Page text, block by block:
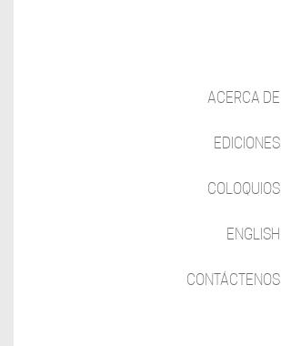
ACERCA DE
EDICIONES
COLOQUIOS
ENGLISH
CONTÁCTENOS